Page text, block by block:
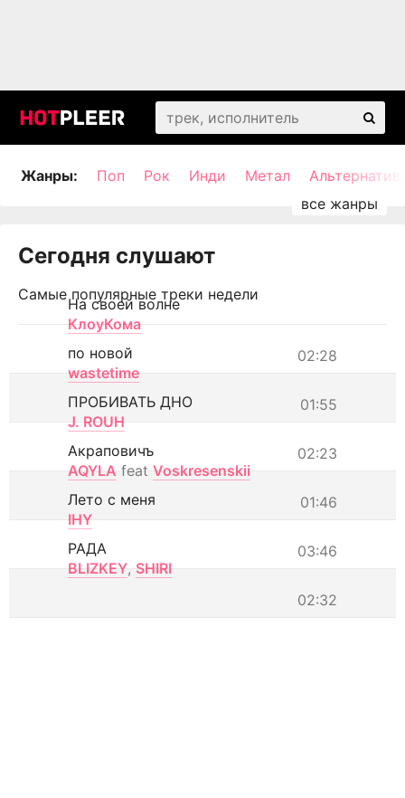
Жанры: Поп Рок Инди Метал
Сегодня слушают
Самые популярные треки недели
На своей волне
КлоуКома
02:28
по новой
wastetime
01:55
ПРОБИВАТЬ ДНО
J. ROUH
02:23
Акраповичъ
AQYLA feat Voskresenskii
01:46
Лето с меня
IHY
03:46
РАДА
BLIZKEY, SHIRI
02:32